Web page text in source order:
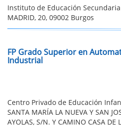
Instituto de Educación Secundaria
MADRID, 20, 09002 Burgos
FP Grado Superior en
Industrial
Centro Privado de Educación
SANTA MARÍA LA NUEVA Y SAN
AYOLAS, S/N. Y CAMINO CASA DE